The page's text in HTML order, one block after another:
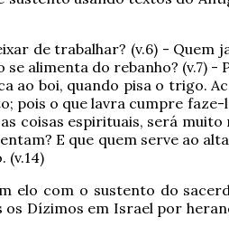
de trabalhar? (v.6) - Quem
alimenta do rebanho? (v.7) -
ao boi, quando pisa o trigo.
pois o que lavra cumpre faze-
coisas espirituais, será
E que quem serve ao
(v.14)
elo com o sustento do
Dízimos em Israel por